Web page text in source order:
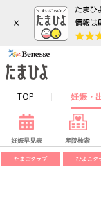
×
TOP 妊娠・
妊娠早見表 産院検索
たまごクラブ ひよこク